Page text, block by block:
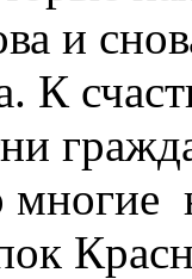
и
К
многие